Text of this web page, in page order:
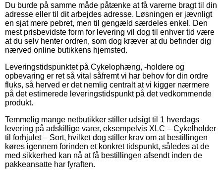
Du burde på samme måde påtænke at få varerne bragt til din
adresse eller til dit arbejdes adresse. Løsningen er jævnligt
en sjat mere pebret, men til gengæld særdeles enkel. Den
mest prisbevidste form for levering vil dog til enhver tid være
at du selv henter ordren, som dog kræver at du befinder dig
nærved online butikkens hjemsted.
Leveringstidspunktet på Cykelophæng, -holdere og
opbevaring er ret så vital såfremt vi har behov for din ordre
fluks, så herved er det nemlig centralt at vi kigger nærmere
på det estimerede leveringstidspunkt på det vedkommende
produkt.
Temmelig mange netbutikker stiller udsigt til 1 hverdags
levering på adskillige varer, eksempelvis XLC – Cykelholder
til forhjulet – Sort, hvilket dog stiller krav om at bestillingen
køres igennem forinden et konkret tidspunkt, således at de
med sikkerhed kan nå at få bestillingen afsendt inden de
pakkeansatte har fyraften.